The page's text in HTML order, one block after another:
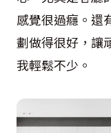
感覺很過癮。還
劃做得很好，讓
我輕鬆不少。